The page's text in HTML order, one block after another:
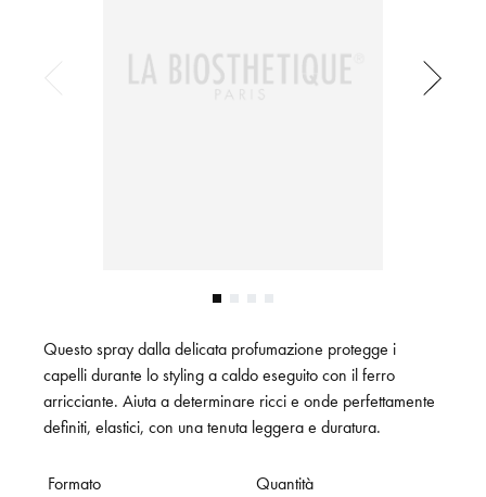
Questo spray dalla delicata profumazione protegge i
capelli durante lo styling a caldo eseguito con il ferro
arricciante. Aiuta a determinare ricci e onde perfettamente
definiti, elastici, con una tenuta leggera e duratura.
Formato Quantità